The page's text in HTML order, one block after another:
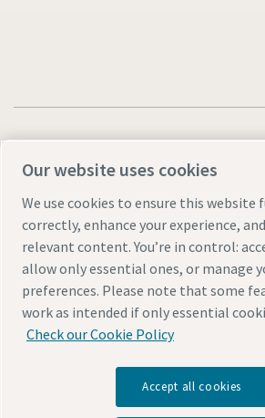
Juridiske merknader og
Manage cookiesTilgjengelighet
© 2026 Atlas Copco AB
Oppdag hvordan Atlas Copco Group
Besøk Atlas Copco Groups nettside
Del av Atlas Copco Group
Our website uses cookies
We use cookies to ensure this website
correctly, enhance your experience,
relevant content. You’re in control:
allow only essential ones, or manage
preferences. Please note that some
work as intended if only essential
Check our Cookie Policy
Accept all cookies